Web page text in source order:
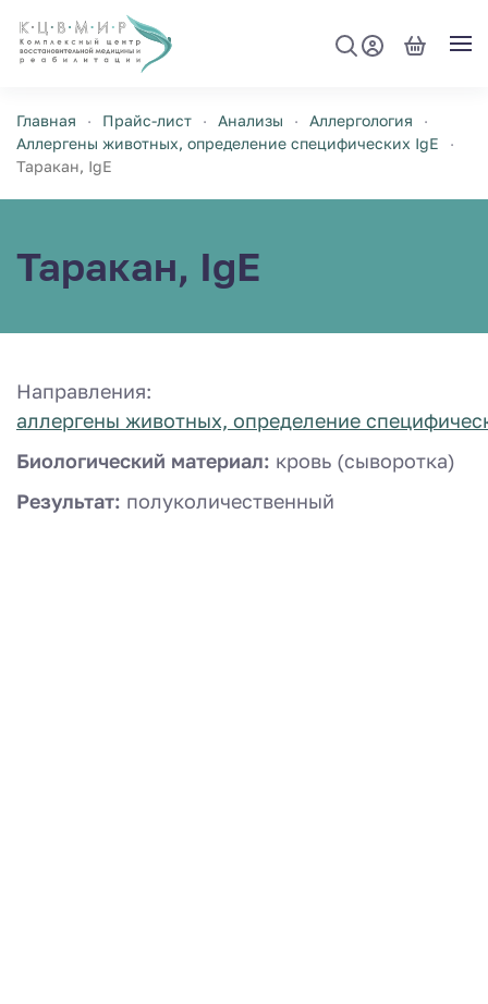
Перейти к содержимому
Главная Прайс-лист Анализы
Аллергология
Аллергены животных, определение специфических IgE
Таракан, IgE
Таракан, IgE
Направления:
аллергены животных, определение
Биологический материал: кровь (сыворотка)
Результат: полуколичественный